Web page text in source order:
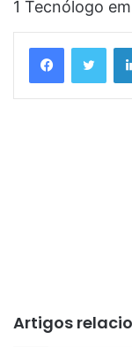
1 Tecnólogo
Artigos